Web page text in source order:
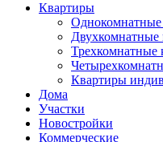
Квартиры
Двухкомнатные
Трехкомнатные
Квартиры
Дома
Участки
Новостройки
Коммерческие